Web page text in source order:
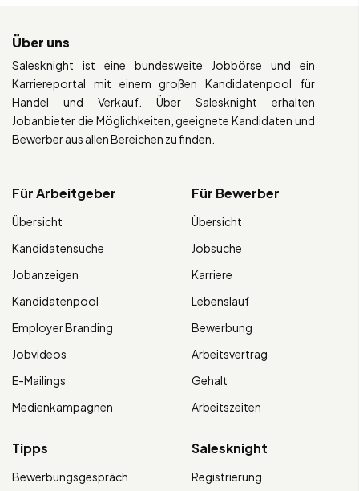
Über uns
Salesknight ist eine bundesweite Jobbörse und ein
Karriereportal mit einem großen Kandidatenpool für
Handel und Verkauf. Über Salesknight erhalten
Jobanbieter die Möglichkeiten, geeignete Kandidaten und
Bewerber aus allen Bereichen zu finden.
Für Arbeitgeber
Übersicht
Kandidatensuche
Jobanzeigen
Kandidatenpool
Employer Branding
Jobvideos
E-Mailings
Medienkampagnen
Für Bewerber
Übersicht
Jobsuche
Karriere
Lebenslauf
Bewerbung
Arbeitsvertrag
Gehalt
Arbeitszeiten
Tipps
Bewerbungsgespräch
Salesknight
Registrierung